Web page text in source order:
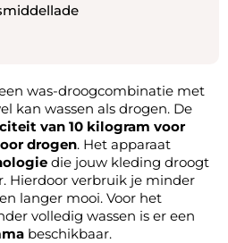
een was-droogcombinatie met
kan wassen als drogen. De
van 10 kilogram voor
drogen. Het apparaat
die jouw kleding droogt
Hierdoor verbruik je minder
langer mooi. Voor het
volledig wassen is er een
beschikbaar.